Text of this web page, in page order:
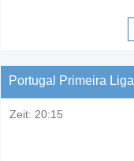
Portugal Primeira Liga
Zeit: 20:15